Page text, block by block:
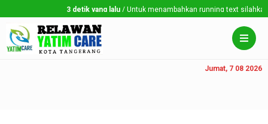
3 detik yang lalu/ Untuk menambahkan running text silahkan
Jumat, 7 08 2026